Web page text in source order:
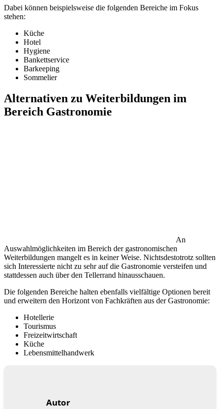
Dabei können beispielsweise die folgenden Bereiche im Fokus
stehen:
Küche
Hotel
Hygiene
Bankettservice
Barkeeping
Sommelier
Alternativen zu Weiterbildungen im
Bereich Gastronomie
An
Auswahlmöglichkeiten im Bereich der gastronomischen
Weiterbildungen mangelt es in keiner Weise. Nichtsdestotrotz sollten
sich Interessierte nicht zu sehr auf die Gastronomie versteifen und
stattdessen auch über den Tellerrand hinausschauen.
Die folgenden Bereiche halten ebenfalls vielfältige Optionen bereit
und erweitern den Horizont von Fachkräften aus der Gastronomie:
Hotellerie
Tourismus
Freizeitwirtschaft
Küche
Lebensmittelhandwerk
Autor